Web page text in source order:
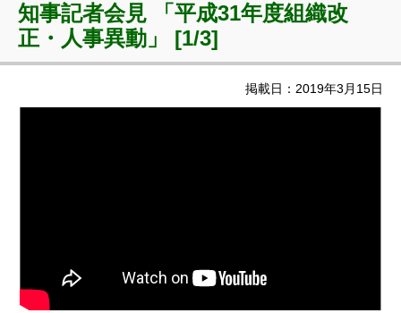
知事記者会見 「平成31年度組織改
正・人事異動」 [1/3]
掲載日：2019年3月15日